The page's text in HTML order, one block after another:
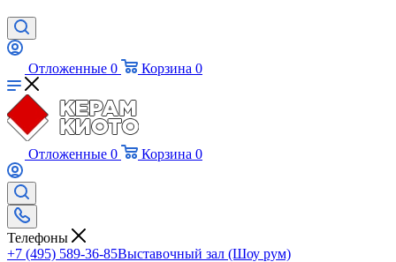
Отложенные 0 Корзина 0
Отложенные 0 Корзина 0
Телефоны
+7 (495) 589-36-85Выставочный зал (Шоу рум)